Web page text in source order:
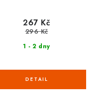
1 - 2 dny
267 Kč
296 Kč